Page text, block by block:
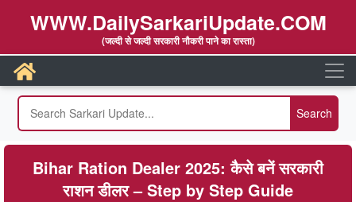
WWW.DailySarkariUpdate.COM
(जल्दी से जल्दी सरकारी नौकरी पाने का रास्ता)
Bihar Ration Dealer 2025: कैसे बनें सरकारी
राशन डीलर – Step by Step Guide